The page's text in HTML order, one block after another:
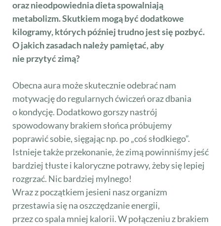
oraz nieodpowiednia dieta spowalniają
metabolizm. Skutkiem mogą być dodatkowe
kilogramy, których później trudno jest się pozbyć.
O jakich zasadach należy pamiętać, aby
nie przytyć zimą?
Obecna aura może skutecznie odebrać nam
motywację do regularnych ćwiczeń oraz dbania
o kondycję. Dodatkowo gorszy nastrój
spowodowany brakiem słońca próbujemy
poprawić sobie, sięgając np. po „coś słodkiego”.
Istnieje także przekonanie, że zimą powinniśmy jeść
bardziej tłuste i kaloryczne potrawy, żeby się lepiej
rozgrzać. Nic bardziej mylnego!
Wraz z początkiem jesieni nasz organizm
przestawia się na oszczędzanie energii,
przez co spala mniej kalorii. W połączeniu z brakiem